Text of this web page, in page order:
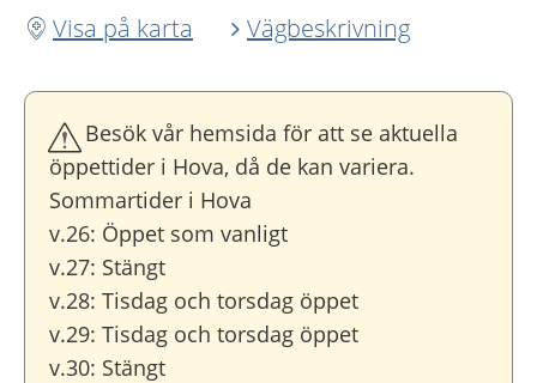
Visa på karta
Vägbeskrivning
Besök vår hemsida för att se aktuella
öppettider i Hova, då de kan variera.
Sommartider i Hova
v.26: Öppet som vanligt
v.27: Stängt
v.28: Tisdag och torsdag öppet
v.29: Tisdag och torsdag öppet
v.30: Stängt